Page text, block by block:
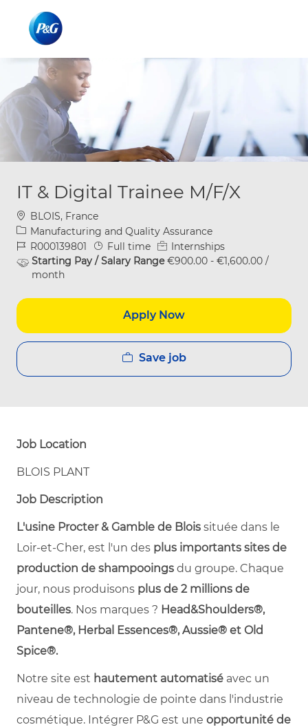
IT & Digital Trainee M/F/X
Location
BLOIS, France
Category
Manufacturing and Quality Assurance
Job IdR000139801 Job Type
Full time
Internships
Starting Pay / Salary Range€900.00 - €1,600.00 /
month
Apply Now
Save job
Job Location
BLOIS PLANT
Job Description
L'usine Procter & Gamble de Blois située dans le
Loir-et-Cher, est l'un des plus importants sites de
production de shampooings du groupe. Chaque
jour, nous produisons plus de 2 millions de
bouteilles. Nos marques ? Head&Shoulders®,
Pantene®, Herbal Essences®, Aussie® et Old
Spice®.
Notre site est hautement automatisé avec un
niveau de technologie de pointe dans l'industrie
cosmétique. Intégrer P&G est une opportunité de